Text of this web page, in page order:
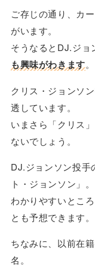
ご存じの通り、カ
がいます。
そうなるとDJ.ジョ
も興味がわきます。
クリス・ジョンソ
透しています。
いまさら「クリス
ないでしょう。
DJ.ジョンソン投手
ト・ジョンソン」。
わかりやすいとこ
とも予想できます。
ちなみに、以前在
名。